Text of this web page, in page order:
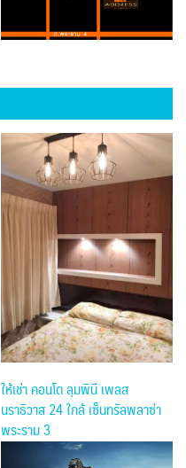
ให้เช่า คอนโด ลุมพินี เพลส
นราธิวาส 24 ใกล้ เซ็นทรัลพลาซ่า
พระราม 3